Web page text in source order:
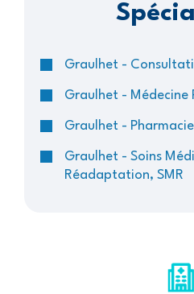
Graulhet -
Graulhet - Médecine
Graulhet -
Graulhet - Soins
Réadaptation, SMR